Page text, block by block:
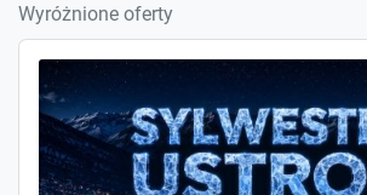
Wyróżnione oferty